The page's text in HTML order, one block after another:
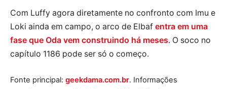
Com Luffy agora diretamente no confronto com Imu e
Loki ainda em campo, o arco de Elbaf entra em uma
fase que Oda vem construindo há meses. O soco no
capítulo 1186 pode ser só o começo.
Fonte principal: geekdama.com.br. Informações